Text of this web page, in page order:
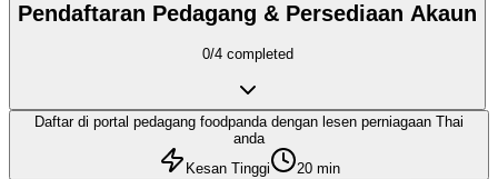
Pendaftaran Pedagang & Persediaan Akaun
0/4completed
Daftar di portal pedagang foodpanda dengan lesen perniagaan Thai
anda
Kesan Tinggi
20 min